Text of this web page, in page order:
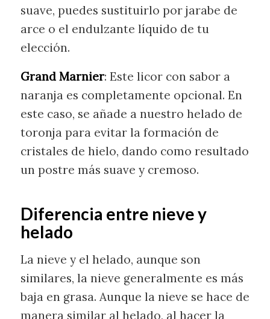
suave, puedes sustituirlo por jarabe de
arce o el endulzante líquido de tu
elección.
Grand Marnier: Este licor con sabor a
naranja es completamente opcional. En
este caso, se añade a nuestro helado de
toronja para evitar la formación de
cristales de hielo, dando como resultado
un postre más suave y cremoso.
Diferencia entre nieve y
helado
La nieve y el helado, aunque son
similares, la nieve generalmente es más
baja en grasa. Aunque la nieve se hace de
manera similar al helado, al hacer la